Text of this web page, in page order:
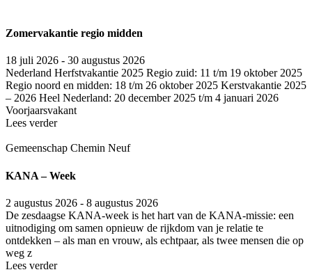
Zomervakantie regio midden
18 juli 2026 - 30 augustus 2026
Nederland Herfstvakantie 2025 Regio zuid: 11 t/m 19 oktober 2025
Regio noord en midden: 18 t/m 26 oktober 2025 Kerstvakantie 2025
– 2026 Heel Nederland: 20 december 2025 t/m 4 januari 2026
Voorjaarsvakant
Lees verder
Gemeenschap Chemin Neuf
KANA – Week
2 augustus 2026 - 8 augustus 2026
De zesdaagse KANA-week is het hart van de KANA-missie: een
uitnodiging om samen opnieuw de rijkdom van je relatie te
ontdekken – als man en vrouw, als echtpaar, als twee mensen die op
weg z
Lees verder